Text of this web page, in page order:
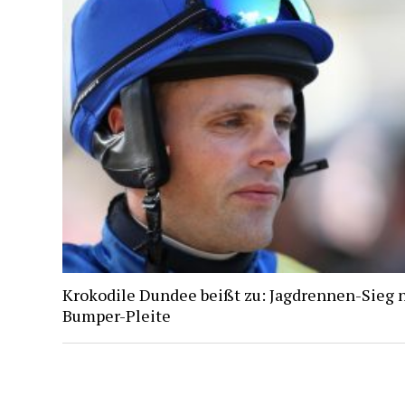
Krokodile Dundee beißt zu: Jagdrennen-Sieg
Bumper-Pleite